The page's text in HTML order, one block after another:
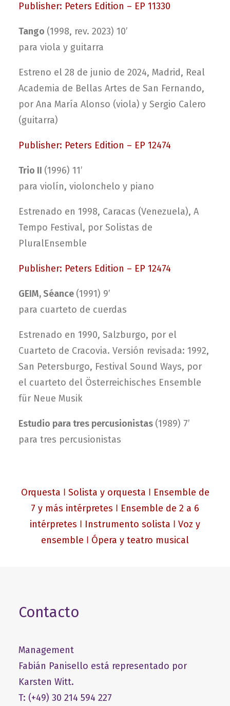
Publisher: Peters Edition – EP 11330
Tango (1998, rev. 2023) 10’
para viola y guitarra
Estreno el 28 de junio de 2024, Madrid, Real
Academia de Bellas Artes de San Fernando,
por Ana María Alonso (viola) y Sergio Calero
(guitarra)
Publisher: Peters Edition – EP 12474
Trio II (1996) 11’
para violín, violonchelo y piano
Estrenado en 1998, Caracas (Venezuela), A
Tempo Festival, por Solistas de
PluralEnsemble
Publisher: Peters Edition – EP 12474
GEIM, Séance (1991) 9’
para cuarteto de cuerdas
Estrenado en 1990, Salzburgo, por el
Cuarteto de Cracovia. Versión revisada: 1992,
San Petersburgo, Festival Sound Ways, por
el cuarteto del Österreichisches Ensemble
für Neue Musik
Estudio para tres percusionistas (1989) 7’
para tres percusionistas
Orquesta ǀ Solista y orquesta ǀ Ensemble de
7 y más intérpretes ǀ Ensemble de 2 a 6
intérpretes ǀ Instrumento solista ǀ Voz y
ensemble ǀ Ópera y teatro musical
Contacto
Management
Fabián Panisello está representado por
Karsten Witt.
T: (+49) 30 214 594 227